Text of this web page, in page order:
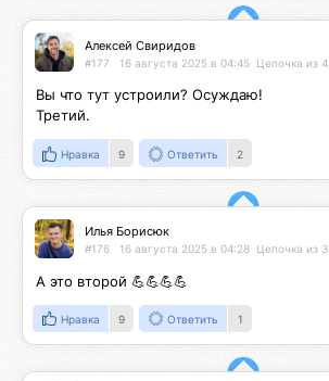
Алексей Свиридов
#177 16 августа 2025 в 04:45 Цепочка из 4
Вы что тут устроили? Осуждаю!
Третий.
Нравка 9 Ответить 2
Илья Борисюк
#176 16 августа 2025 в 04:28 Цепочка из 3
А это второй 💪💪💪💪
Нравка 9 Ответить 1